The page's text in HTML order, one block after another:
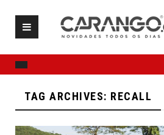
TAG ARCHIVES: RECALL